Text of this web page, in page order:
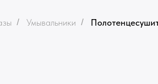
/ Умывальники /